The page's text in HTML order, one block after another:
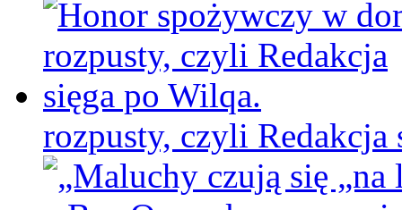
rozpusty, czyli Redakcja